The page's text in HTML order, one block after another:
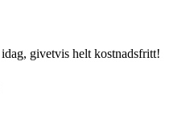
givetvis helt kostnadsfritt!